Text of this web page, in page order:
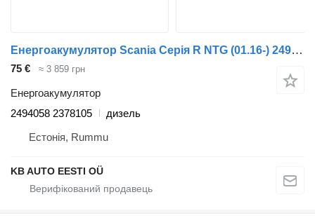
Енергоакумулятор Scania Серія R NTG (01.16-) 2494058 2378105 до вантажівки Scania R-Series NTG (01.16-)
75 € ≈ 3 859 грн
Енергоакумулятор
2494058 2378105
дизель
Естонія, Rummu
KB AUTO EESTI OÜ